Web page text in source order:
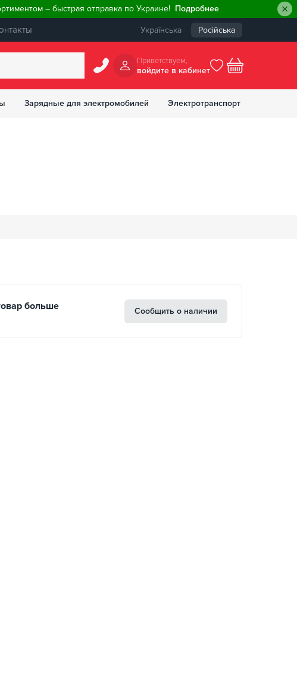
– быстрая отправка по Украине! Подробнее
Українська Російська
Приветствуем,
войдите в кабинет
Зарядные для электромобилей Электротранспорт
больше
Сообщить о наличии